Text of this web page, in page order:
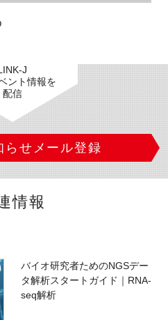
J
ント情報を
配信
らせメール登録
情報
バイオ研究者ためのNGSデー
タ解析スタートガイド｜RNA-
seq解析